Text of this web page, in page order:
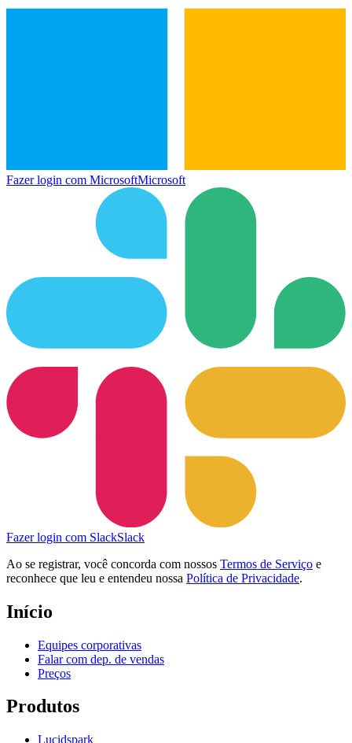
Fazer login com MicrosoftMicrosoft
Fazer login com SlackSlack
Ao se registrar, você concorda com nossos Termos de Serviço e
reconhece que leu e entendeu nossa Política de Privacidade.
Início
Equipes corporativas
Falar com dep. de vendas
Preços
Produtos
Lucidspark